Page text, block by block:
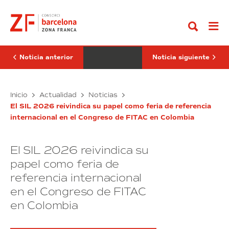
contenido
Franca
de
Barcelona
el
Ayuntamiento
para
fomentar
el
talento,
y
el
desarrollo
empresarial
Noticia anterior
sus
presupuestos
de
estabilidad
Noticia siguiente
Inicio Actualidad Noticias
El SIL 2026 reivindica su papel como feria de referencia
internacional en el Congreso de FITAC en Colombia
El SIL 2026 reivindica su
papel como feria de
referencia internacional
en el Congreso de FITAC
en Colombia
Zona
Franca
de
el
Ayuntamiento
de
L’Hospitalet
se
unen
para
Franca
de